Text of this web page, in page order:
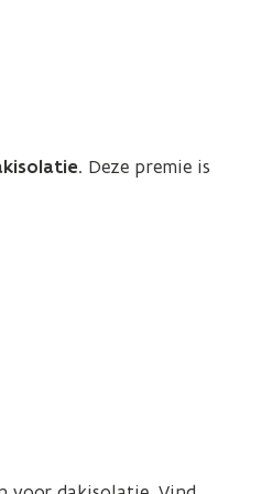
. Deze premie is